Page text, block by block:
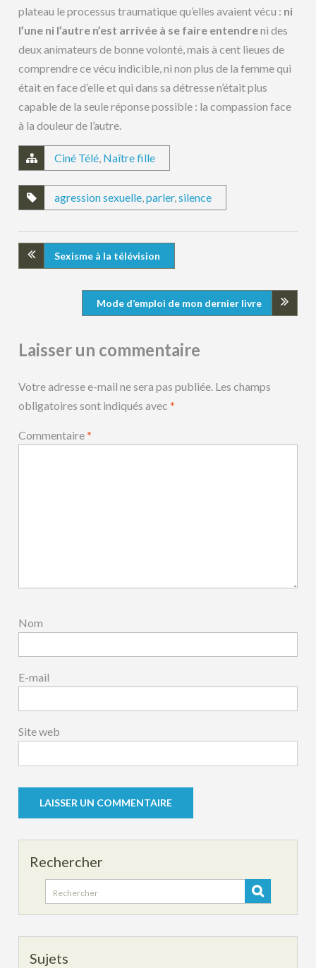
plateau le processus traumatique qu’elles avaient vécu : ni
l’une ni l’autre n’est arrivée à se faire entendreni des
deux animateurs de bonne volonté, mais à cent lieues de
comprendre ce vécu indicible, ni non plus de la femme qui
était en face d’elle et qui dans sa détresse n’était plus
capable de la seule réponse possible : la compassion face
à la douleur de l’autre.
Ciné Télé, Naître fille
agression sexuelle,parler,silence
Sexisme à la télévision
Mode d’emploi de mon dernier livre
Laisser un commentaire
Votre adresse e-mail ne sera pas publiée. Les champs
obligatoires sont indiqués avec*
Commentaire*
Nom
E-mail
Site web
Rechercher
Search
for:
Sujets